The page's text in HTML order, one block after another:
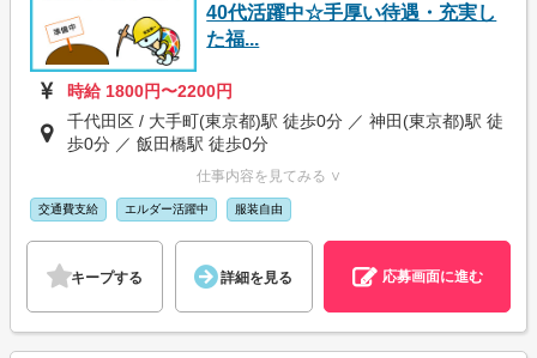
40代活躍中☆手厚い待遇・充実し
た福...
時給 1800円〜2200円
千代田区 / 大手町(東京都)駅 徒歩0分 ／ 神田(東京都)駅 徒
歩0分 ／ 飯田橋駅 徒歩0分
仕事内容を見てみる ∨
交通費支給 エルダー活躍中 服装自由
キープする 詳細を見る 応募画面に進む